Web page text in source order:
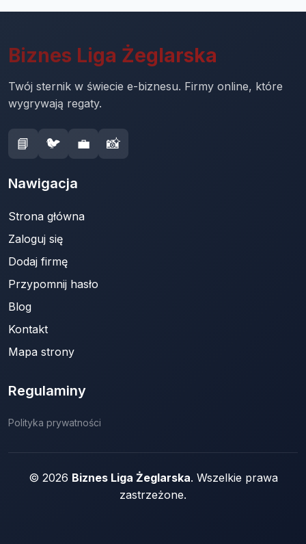
Biznes Liga Żeglarska
Twój sternik w świecie e-biznesu. Firmy online, które
wygrywają regaty.
📘 🐦 💼 📸
Nawigacja
Strona główna
Zaloguj się
Dodaj firmę
Przypomnij hasło
Blog
Kontakt
Mapa strony
Regulaminy
Polityka prywatności
© 2026 Biznes Liga Żeglarska. Wszelkie prawa
zastrzeżone.